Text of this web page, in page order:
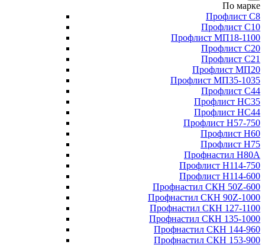
По марке
Профлист С8
Профлист С10
Профлист МП18-1100
Профлист С20
Профлист С21
Профлист МП20
Профлист МП35-1035
Профлист С44
Профлист НС35
Профлист НС44
Профлист Н57-750
Профлист Н60
Профлист Н75
Профнастил Н80А
Профлист Н114-750
Профлист Н114-600
Профнастил СКН 50Z-600
Профнастил СКН 90Z-1000
Профнастил СКН 127-1100
Профнастил СКН 135-1000
Профнастил СКН 144-960
Профнастил СКН 153-900